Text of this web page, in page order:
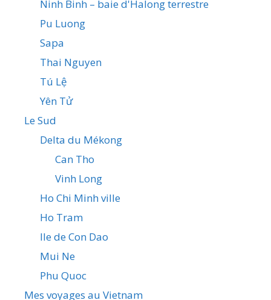
Ninh Binh – baie d'Halong terrestre
Pu Luong
Sapa
Thai Nguyen
Tú Lệ
Yên Tử
Le Sud
Delta du Mékong
Can Tho
Vinh Long
Ho Chi Minh ville
Ho Tram
Ile de Con Dao
Mui Ne
Phu Quoc
Mes voyages au Vietnam